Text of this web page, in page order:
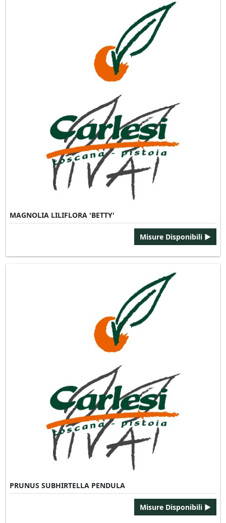
MAGNOLIA LILIFLORA 'BETTY'
Misure Disponibili ►
PRUNUS SUBHIRTELLA PENDULA
Misure Disponibili ►